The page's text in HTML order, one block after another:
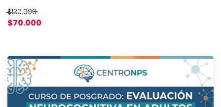
$130.000
$70.000